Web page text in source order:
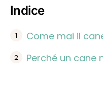
Indice
Come mai il
Perché un cane